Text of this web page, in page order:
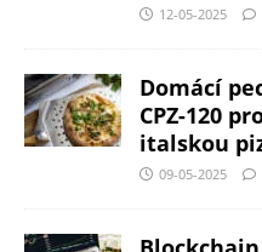
12-05-2025
Domácí
CPZ-120
italskou
09-05-2025